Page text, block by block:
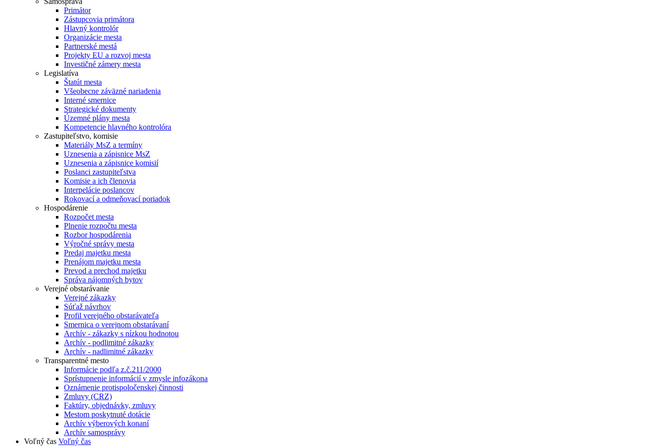
Primátor
Zástupcovia primátora
Hlavný kontrolór
Organizácie mesta
Partnerské mestá
Projekty EU a rozvoj mesta
Investičné zámery mesta
Legislatíva
Štatút mesta
Všeobecne záväzné nariadenia
Interné smernice
Strategické dokumenty
Územné plány mesta
Kompetencie hlavného kontrolóra
Zastupiteľstvo, komisie
Materiály MsZ a termíny
Uznesenia a zápisnice MsZ
Uznesenia a zápisnice komisií
Poslanci zastupiteľstva
Komisie a ich členovia
Interpelácie poslancov
Rokovací a odmeňovací poriadok
Hospodárenie
Rozpočet mesta
Plnenie rozpočtu mesta
Rozbor hospodárenia
Výročné správy mesta
Predaj majetku mesta
Prenájom majetku mesta
Prevod a prechod majetku
Správa nájomných bytov
Verejné obstarávanie
Verejné zákazky
Súťaž návrhov
Profil verejného obstarávateľa
Smernica o verejnom obstarávaní
Archív - zákazky s nízkou hodnotou
Archív - podlimitné zákazky
Archív - nadlimitné zákazky
Transparentné mesto
Informácie podľa z.č.211/2000
Sprístupnenie informácií v zmysle infozákona
Oznámenie protispoločenskej činnosti
Zmluvy (CRZ)
Faktúry, objednávky, zmluvy
Mestom poskytnuté dotácie
Archív výberových konaní
Archív samosprávy
Voľný čas Voľný čas